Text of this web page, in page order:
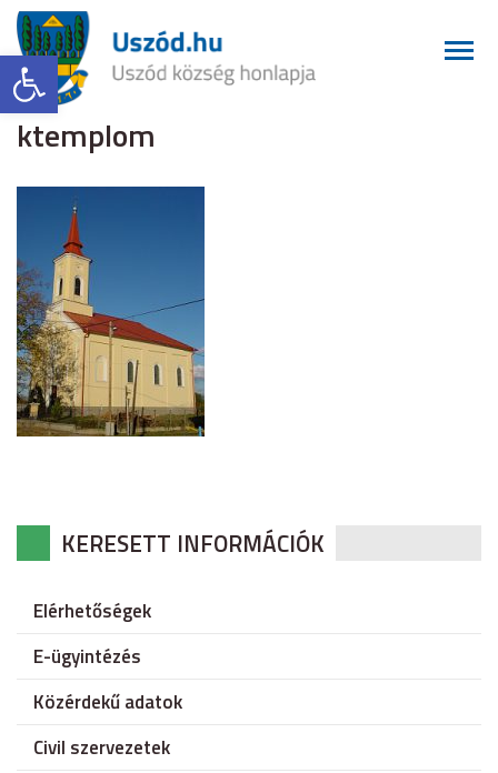
Eszköztár megnyitása
ktemplom
KERESETT INFORMÁCIÓK
Elérhetőségek
E-ügyintézés
Közérdekű adatok
Civil szervezetek